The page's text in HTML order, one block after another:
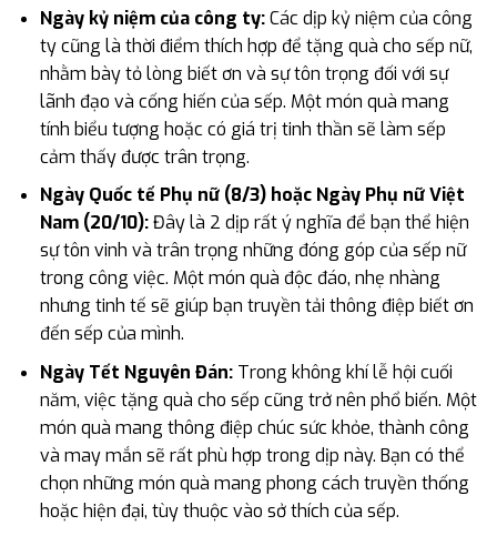
Ngày kỷ niệm của công ty:Các dịp kỷ niệm của công
ty cũng là thời điểm thích hợp để tặng quà cho sếp nữ,
nhằm bày tỏ lòng biết ơn và sự tôn trọng đối với sự
lãnh đạo và cống hiến của sếp. Một món quà mang
tính biểu tượng hoặc có giá trị tinh thần sẽ làm sếp
cảm thấy được trân trọng.
Ngày Quốc tế Phụ nữ (8/3) hoặc Ngày Phụ nữ Việt
Nam (20/10):Đây là 2 dịp rất ý nghĩa để bạn thể hiện
sự tôn vinh và trân trọng những đóng góp của sếp nữ
trong công việc. Một món quà độc đáo, nhẹ nhàng
nhưng tinh tế sẽ giúp bạn truyền tải thông điệp biết ơn
đến sếp của mình.
Ngày Tết Nguyên Đán:Trong không khí lễ hội cuối
năm, việc tặng quà cho sếp cũng trở nên phổ biến. Một
món quà mang thông điệp chúc sức khỏe, thành công
và may mắn sẽ rất phù hợp trong dịp này. Bạn có thể
chọn những món quà mang phong cách truyền thống
hoặc hiện đại, tùy thuộc vào sở thích của sếp.